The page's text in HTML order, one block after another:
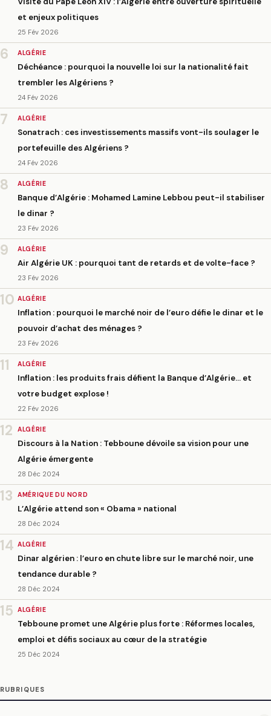
et enjeux politiques
25 Fév 2026
6 ALGÉRIE
Déchéance : pourquoi la nouvelle loi sur la nationalité fait
trembler les Algériens ?
24 Fév 2026
7 ALGÉRIE
Sonatrach : ces investissements massifs vont-ils soulager le
portefeuille des Algériens ?
24 Fév 2026
8 ALGÉRIE
Banque d’Algérie : Mohamed Lamine Lebbou peut-il stabiliser
le dinar ?
23 Fév 2026
9 ALGÉRIE
Air Algérie UK : pourquoi tant de retards et de volte-face ?
23 Fév 2026
10 ALGÉRIE
Inflation : pourquoi le marché noir de l’euro défie le dinar et le
pouvoir d’achat des ménages ?
23 Fév 2026
11 ALGÉRIE
Inflation : les produits frais défient la Banque d’Algérie… et
votre budget explose !
22 Fév 2026
12 ALGÉRIE
Discours à la Nation : Tebboune dévoile sa vision pour une
Algérie émergente
28 Déc 2024
13 AMÉRIQUE DU NORD
L’Algérie attend son « Obama » national
28 Déc 2024
14 ALGÉRIE
Dinar algérien : l’euro en chute libre sur le marché noir, une
tendance durable ?
28 Déc 2024
15 ALGÉRIE
Tebboune promet une Algérie plus forte : Réformes locales,
emploi et défis sociaux au cœur de la stratégie
25 Déc 2024
RUBRIQUES